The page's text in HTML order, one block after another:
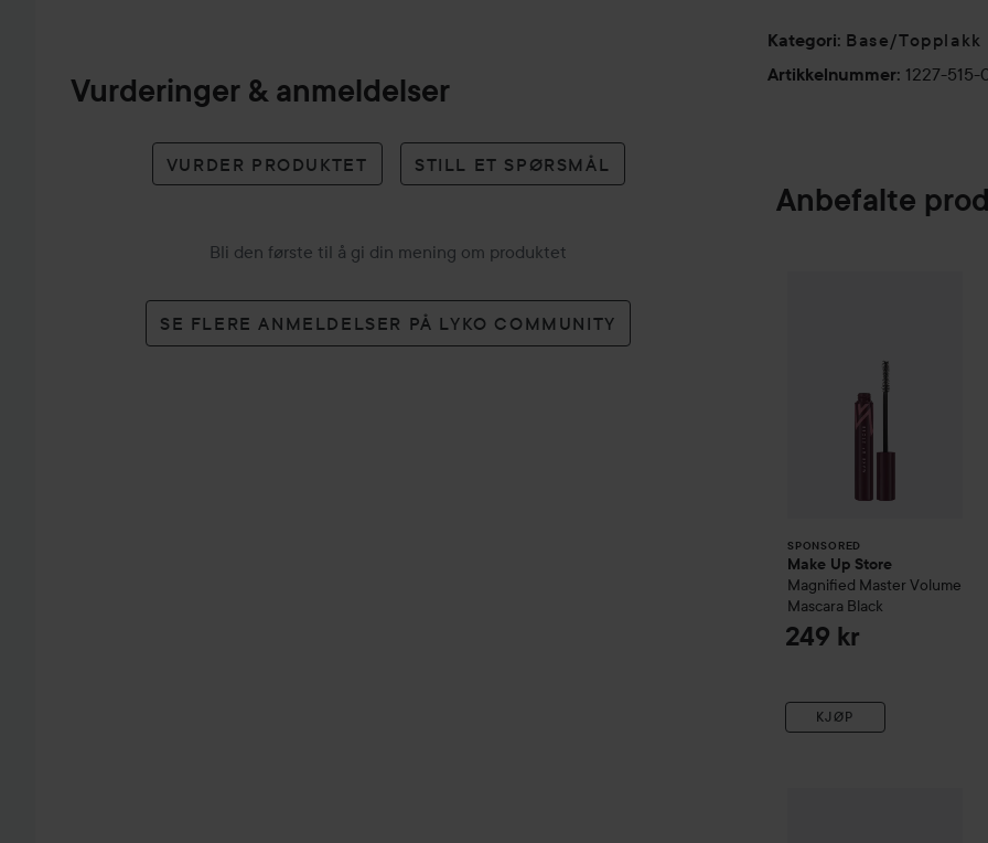
Vurderinger & anmeldelser
VURDER PRODUKTET STILL ET SPØRSMÅL
Bli den første til å gi din mening om produktet
SE FLERE ANMELDELSER PÅ LYKO COMMUNITY
først og legg deretter et
med Gel-Like Top Coat:
Kategori: Base/Topplakk
Artikkelnummer: 1227-
Anbefalte
SPONSORED
Make Up Store
Magnified Master Volume
Mascara Black
249 kr
KJØP